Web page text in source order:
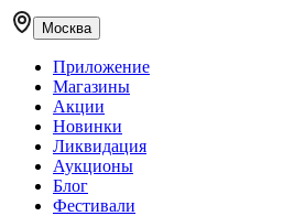
Москва
Приложение
Магазины
Акции
Новинки
Ликвидация
Аукционы
Блог
Фестивали